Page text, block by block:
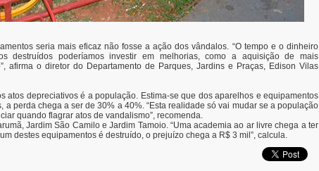
seria mais eficaz não fosse a ação dos vândalos. “O tempo e o dinheiro
destruídos poderíamos investir em melhorias, como a aquisição de mais
afirma o diretor do Departamento de Parques, Jardins e Praças, Edison Vilas
atos depreciativos é a população. Estima-se que dos aparelhos e equipamentos
perda chega a ser de 30% a 40%. “Esta realidade só vai mudar se a população
quando flagrar atos de vandalismo”, recomenda.
Jardim São Camilo e Jardim Tamoio. “Uma academia ao ar livre chega a ter
destes equipamentos é destruído, o prejuízo chega a R$ 3 mil”, calcula.